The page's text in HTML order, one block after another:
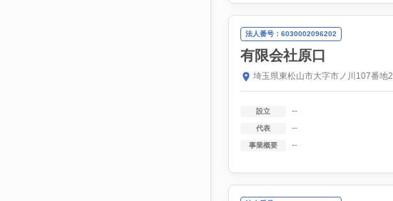
法人番号：6030002096202
有限会社原口
埼玉県東松山市大字市ノ川107番地2
設立 --
代表 --
事業概要 --